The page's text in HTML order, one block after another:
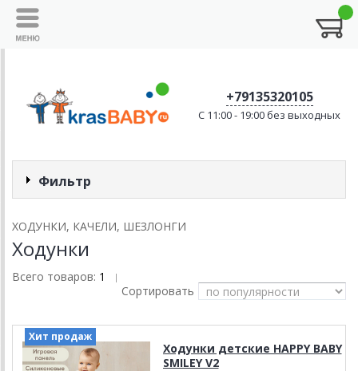
+79135320105
C 11:00 - 19:00 без выходных
Фильтр
ХОДУНКИ, КАЧЕЛИ, ШЕЗЛОНГИ
Ходунки
Всего товаров: 1 |
Сортировать
Хит продаж
Ходунки детские HAPPY BABY
SMILEY V2